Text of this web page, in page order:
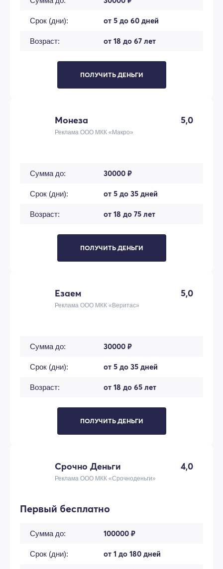
Срок (дни): от 5 до 60 дней
Возраст: от 18 до 67 лет
ПОЛУЧИТЬ ДЕНЬГИ
Монеза 5,0
Реклама ООО МКК «Макро»
Сумма до: 30000 ₽
Срок (дни): от 5 до 35 дней
Возраст: от 18 до 75 лет
ПОЛУЧИТЬ ДЕНЬГИ
Езаем 5,0
Реклама ООО МКК «Веритас»
Сумма до: 30000 ₽
Срок (дни): от 5 до 35 дней
Возраст: от 18 до 65 лет
ПОЛУЧИТЬ ДЕНЬГИ
Срочно Деньги 4,0
Реклама ООО МКК «Срочноденьги»
Первый бесплатно
Сумма до: 100000 ₽
Срок (дни): от 1 до 180 дней